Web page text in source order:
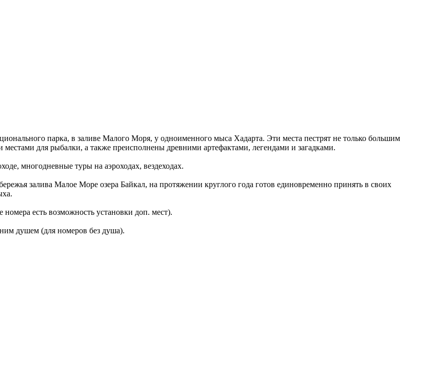
парка, в заливе Малого Моря, у одноименного мыса Хадарта. Эти места пестрят не только большим
для рыбалки, а также преисполнены древними артефактами, легендами и загадками.
многодневные туры на аэроходах, вездеходах.
залива Малое Море озера Байкал, на протяжении круглого года готов единовременно принять в своих
есть возможность установки доп. мест).
душем (для номеров без душа).